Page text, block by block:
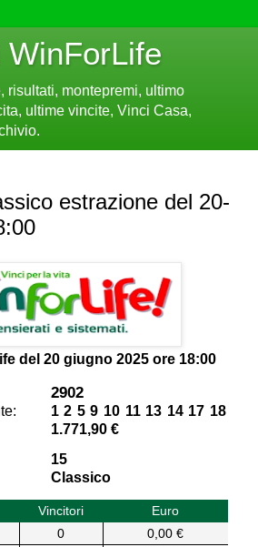
risultati, montepremi, ultimo
ultime vincite, Vinci Casa,
estrazione del 20-
del 20 giugno 2025 ore 18:00
2902
1 2 5 9 10 11 13 14 17 18
1.771,90 €
15
Classico
Vincitori
Euro
0
0,00 €